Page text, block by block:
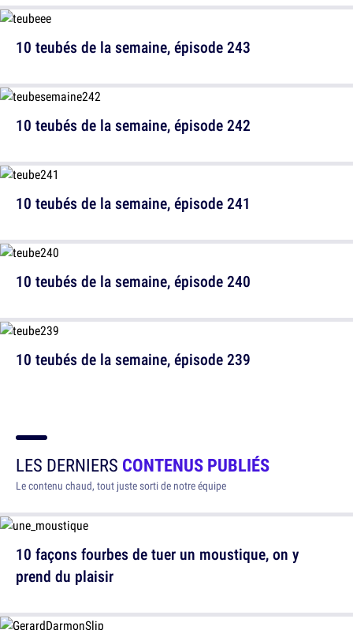
10 teubés de la semaine, épisode 243
10 teubés de la semaine, épisode 241
10 teubés de la semaine, épisode 239
10 teubés de la semaine, épisode 242
10 teubés de la semaine, épisode 240
LES DERNIERS CONTENUS PUBLIÉS
Le contenu chaud, tout juste sorti de notre équipe
10 façons fourbes de tuer un moustique, on y
prend du plaisir